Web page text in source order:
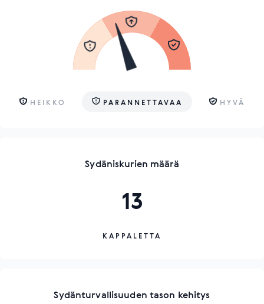
HEIKKO PARANNETTAVAA HYVÄ
Sydäniskurien määrä
13
KAPPALETTA
Sydänturvallisuuden tason kehitys